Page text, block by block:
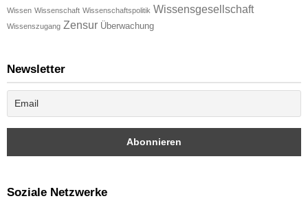
Wissen Wissenschaft Wissenschaftspolitik Wissensgesellschaft
Wissenszugang Zensur Überwachung
Newsletter
Soziale Netzwerke